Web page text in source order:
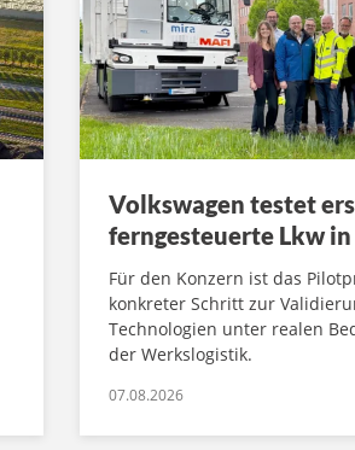
Volkswagen testet
ferngesteuerte Lkw in
Für den Konzern ist das
konkreter Schritt zur
Technologien unter realen
der Werkslogistik.
07.08.2026